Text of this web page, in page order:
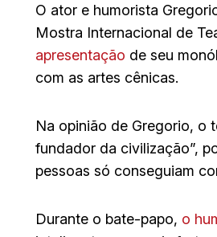
O ator e humorista
Mostra Internacional de
apresentação de seu
com as artes cênicas.
Na opinião de Gregorio, o
fundador da civilização”,
pessoas só conseguiam
Durante o bate-papo, o